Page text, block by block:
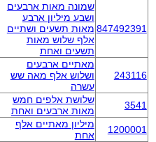
847492391
שמונה מאות ארבעים
ושבע מיליון ארבע
מאות תשעים ושתיים
אלף שלוש מאות
תשעים ואחת
243116
מאתיים ארבעים
ושלוש אלף מאה שש
עשרה
3541
שלושת אלפים חמש
מאות ארבעים ואחת
1200001
מיליון מאתיים אלף
אחת